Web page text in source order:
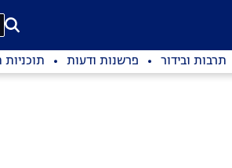
תרבות ובידור פרשנות ודעות תוכניות